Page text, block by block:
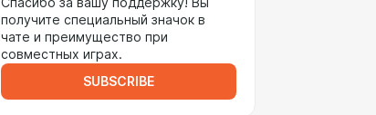
получите специальный значок в
чате и преимущество при
совместных играх.
SUBSCRIBE